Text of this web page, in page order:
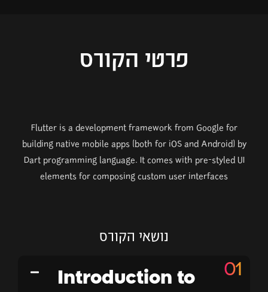
פרטי הקורס
Flutter is a development framework from Google for
building native mobile apps (both for iOS and Android) by
Dart programming language. It comes with pre-styled UI
elements for composing custom user interfaces
נושאי הקורס
Introduction to